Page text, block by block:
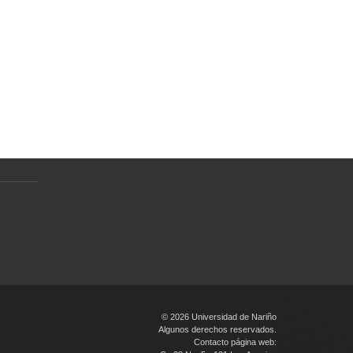
© 2026 Universidad de Nariño
Algunos derechos reservados.
Contacto página web: